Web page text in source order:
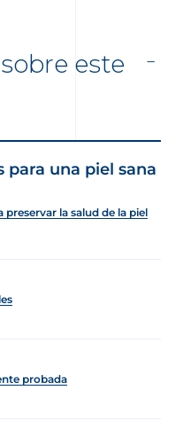
este
una piel sana
la salud de la piel
probada